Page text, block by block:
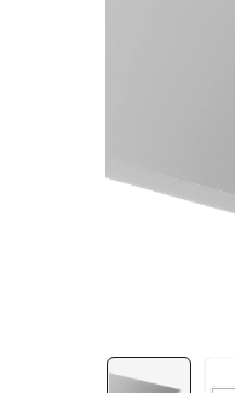
назначения